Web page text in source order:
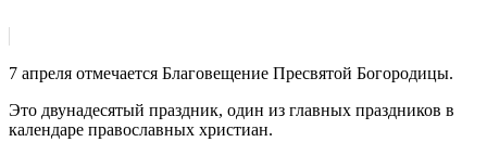
7 апреля отмечается Благовещение Пресвятой Богородицы.
Это двунадесятый праздник, один из главных праздников в
календаре православных христиан.